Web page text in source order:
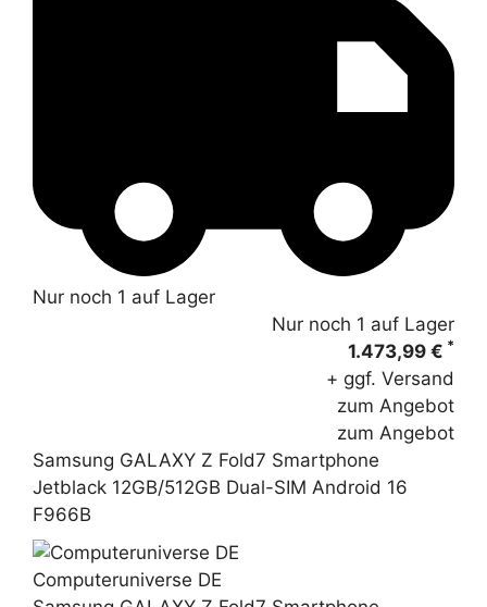
Nur noch 1 auf Lager
Nur noch 1 auf Lager
1.473,99 € *
+ ggf. Versand
zum Angebot
zum Angebot
Samsung GALAXY Z Fold7 Smartphone
Jetblack 12GB/512GB Dual-SIM Android 16
F966B
Computeruniverse DE